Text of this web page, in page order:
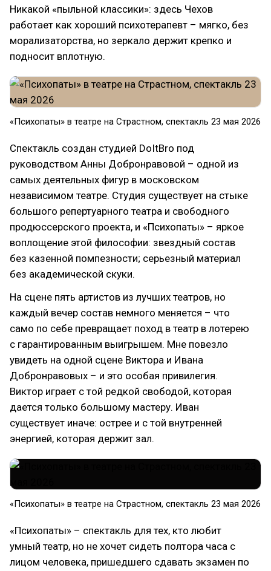
Никакой «пыльной классики»: здесь Чехов
работает как хороший психотерапевт – мягко, без
морализаторства, но зеркало держит крепко и
подносит вплотную.
«Психопаты» в театре на Страстном, спектакль 23 мая 2026
Спектакль создан студией DoItBro под
руководством Анны Добронравовой – одной из
самых деятельных фигур в московском
независимом театре. Студия существует на стыке
большого репертуарного театра и свободного
продюссерского проекта, и «Психопаты» – яркое
воплощение этой философии: звездный состав
без казенной помпезности; серьезный материал
без академической скуки.
На сцене пять артистов из лучших театров, но
каждый вечер состав немного меняется – что
само по себе превращает поход в театр в лотерею
с гарантированным выигрышем. Мне повезло
увидеть на одной сцене Виктора и Ивана
Добронравовых – и это особая привилегия.
Виктор играет с той редкой свободой, которая
дается только большому мастеру. Иван
существует иначе: острее и с той внутренней
энергией, которая держит зал.
«Психопаты» в театре на Страстном, спектакль 23 мая 2026
«Психопаты» – спектакль для тех, кто любит
умный театр, но не хочет сидеть полтора часа с
лицом человека, пришедшего сдавать экзамен по